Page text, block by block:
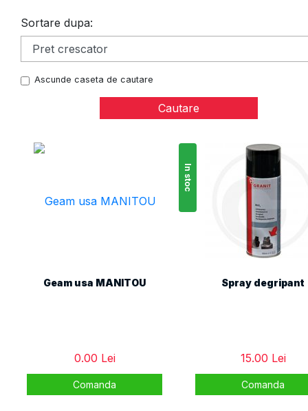
Sortare dupa:
Ascunde caseta de cautare
Geam usa MANITOU
0.00 Lei
Comanda
In stoc
Spray degripant
15.00 Lei
Comanda